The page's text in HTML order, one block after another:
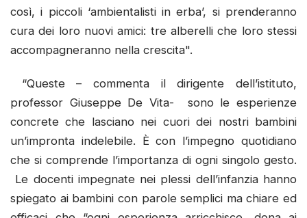
così, i piccoli ‘ambientalisti in erba’, si prenderanno
cura dei loro nuovi amici: tre alberelli che loro stessi
accompagneranno nella crescita".
“Queste – commenta il dirigente dell’istituto,
professor Giuseppe De Vita- sono le esperienze
concrete che lasciano nei cuori dei nostri bambini
un’impronta indelebile. È con l’impegno quotidiano
che si comprende l’importanza di ogni singolo gesto.
Le docenti impegnate nei plessi dell’infanzia hanno
spiegato ai bambini con parole semplici ma chiare ed